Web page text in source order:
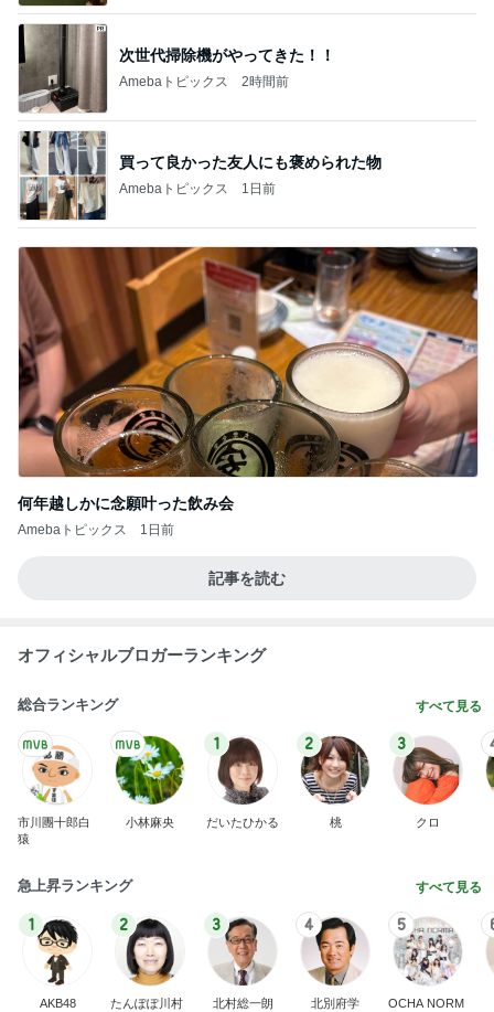
次世代掃除機がやってきた！！
Amebaトピックス 2時間前
買って良かった友人にも褒められた物
Amebaトピックス 1日前
何年越しかに念願叶った飲み会
Amebaトピックス 1日前
記事を読む
オフィシャルブロガーランキング
総合ランキング すべて見る
市川團十郎白
猿
小林麻央
1
だいたひかる
2
桃
3
クロ
急上昇ランキング すべて見る
1
AKB48
2
たんぽぽ川村
3
北村総一朗
4
北別府学
5
OCHA NORM